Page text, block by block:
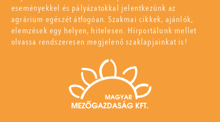
eseményekkel és pályázatokkal jelentkezünk az
agrárium egészét átfogóan. Szakmai cikkek, ajánlók,
elemzések egy helyen, hitelesen. Hírportálunk mellet
olvassa rendszeresen megjelenő szaklapjainkat is!